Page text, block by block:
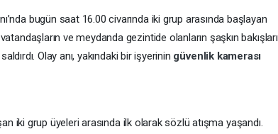
bugün saat 16.00 civarında iki grup arasında başlayan
ve meydanda gezintide olanların şaşkın bakışları
Olay anı, yakındaki bir işyerinin güvenlik kamerası
iki grup üyeleri arasında ilk olarak sözlü atışma yaşandı.